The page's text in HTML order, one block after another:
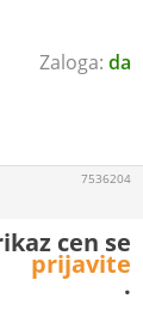
da
7536204
cen se
prijavite
.